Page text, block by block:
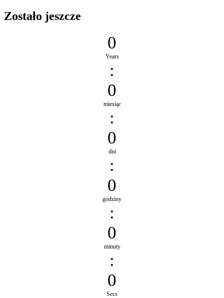
Zostało jeszcze
0
Years
:
0
miesiąc
:
0
dni
:
0
godziny
:
0
minuty
:
0
Secs